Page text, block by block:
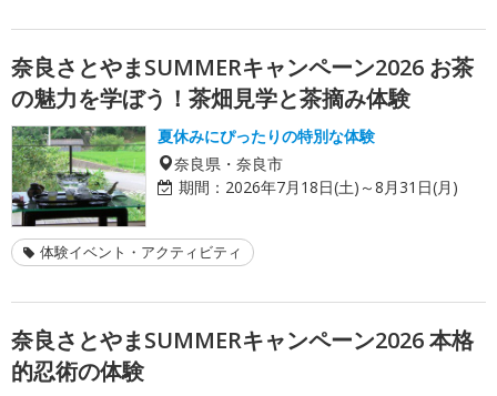
奈良さとやまSUMMERキャンペーン2026 お茶
の魅力を学ぼう！茶畑見学と茶摘み体験
夏休みにぴったりの特別な体験
奈良県・奈良市
期間： 2026年7月18日(土)～8月31日(月)
体験イベント・アクティビティ
奈良さとやまSUMMERキャンペーン2026 本格
的忍術の体験